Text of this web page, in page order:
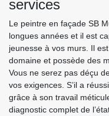
services
Le peintre en façade SB
longues années et il est
jeunesse à vos murs. Il
domaine et possède des
Vous ne serez pas déçu
vos exigences. S’il a
grâce à son travail
diagnostic complet de